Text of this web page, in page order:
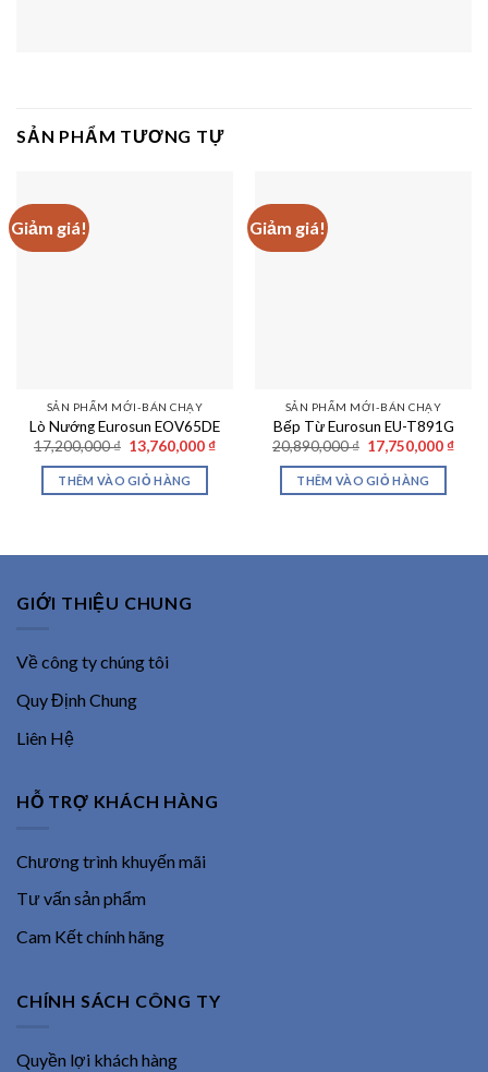
SẢN PHẨM TƯƠNG TỰ
Giảm giá!
SẢN PHẨM MỚI-BÁN CHẠY
Lò Nướng Eurosun EOV65DE
17,200,000₫ Giá
gốc
là:
17,200,000 ₫.
13,760,000 ₫Giá
THÊM VÀO GIỎ HÀNG
Giảm giá!
SẢN PHẨM MỚI-BÁN CHẠY
Bếp Từ Eurosun EU-T891G
20,890,000₫ Giá
gốc
là:
20,890,000 ₫.
17,750,000 ₫Giá
THÊM VÀO GIỎ HÀNG
GIỚI THIỆU CHUNG
Về công ty chúng tôi
Quy Định Chung
Liên Hệ
HỖ TRỢ KHÁCH HÀNG
Chương trình khuyến mãi
Tư vấn sản phẩm
Cam Kết chính hãng
CHÍNH SÁCH CÔNG TY
Quyền lợi khách hàng